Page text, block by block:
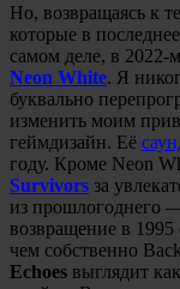
Но, возвращаясь к
которые в
самом деле, в 2022-
Neon White. Я
буквально
изменить моим
геймдизайн. Её
году. Кроме Neon
Survivors за
из прошлогоднего
возвращение в 1995
чем собственно
Echoes выглядит